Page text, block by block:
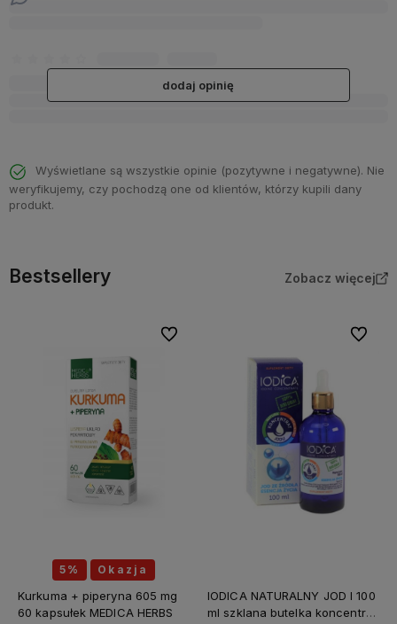
dodaj opinię
Wyświetlane są wszystkie opinie (pozytywne i negatywne). Nie
weryfikujemy, czy pochodzą one od klientów, którzy kupili dany
produkt.
Bestsellery Zobacz więcej
5% Okazja
Kurkuma + piperyna 605 mg
60 kapsułek MEDICA HERBS
Do ulubionych
IODICA NATURALNY JOD I 100
ml szklana butelka koncentrat
Do